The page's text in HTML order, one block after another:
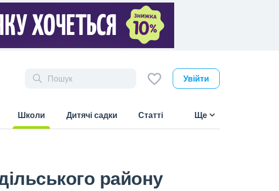
Увійти
Школи
Дитячі садки Статті Ще
району